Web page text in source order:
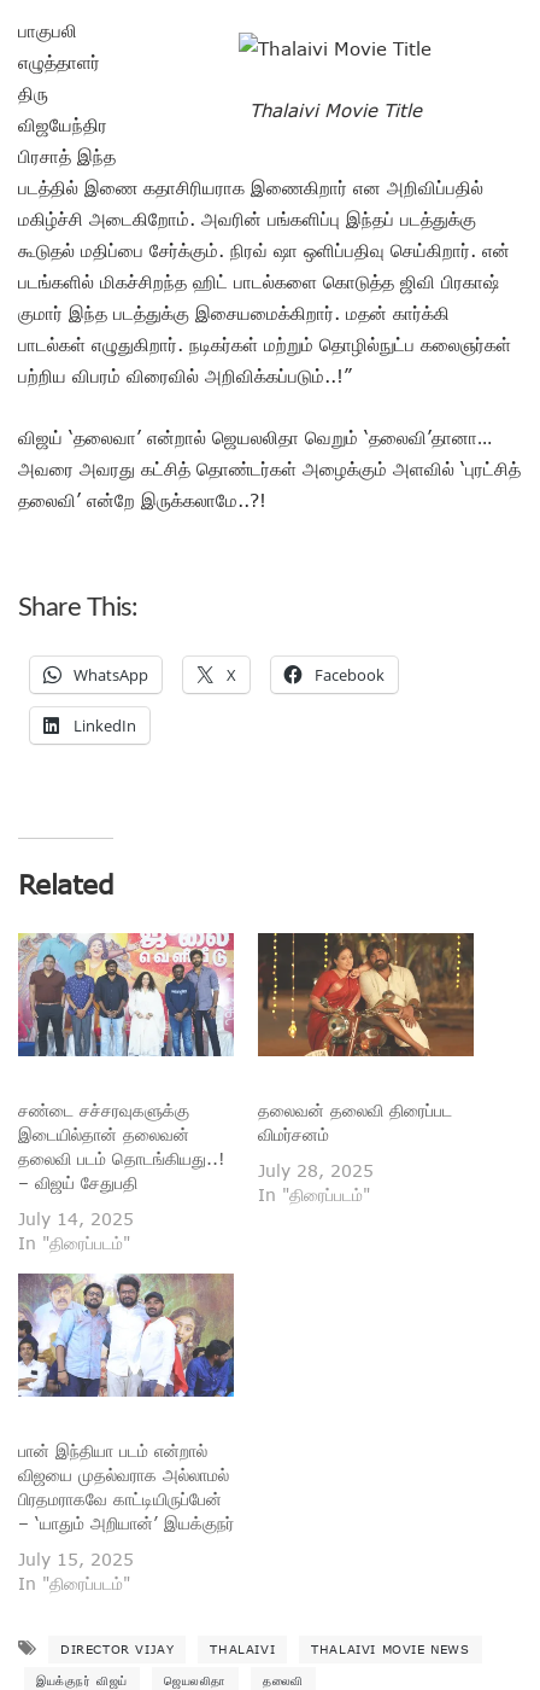
Thalaivi Movie Title
பாகுபலி
எழுத்தாளர்
திரு
விஜயேந்திர
பிரசாத் இந்த
படத்தில் இணை கதாசிரியராக இணைகிறார் என அறிவிப்பதில்
மகிழ்ச்சி அடைகிறோம். அவரின் பங்களிப்பு இந்தப் படத்துக்கு
கூடுதல் மதிப்பை சேர்க்கும். நிரவ் ஷா ஒளிப்பதிவு செய்கிறார். என்
படங்களில் மிகச்சிறந்த ஹிட் பாடல்களை கொடுத்த ஜிவி பிரகாஷ்
குமார் இந்த படத்துக்கு இசையமைக்கிறார். மதன் கார்க்கி
பாடல்கள் எழுதுகிறார். நடிகர்கள் மற்றும் தொழில்நுட்ப கலைஞர்கள்
பற்றிய விபரம் விரைவில் அறிவிக்கப்படும்..!”
விஜய் ‘தலைவா’ என்றால் ஜெயலலிதா வெறும் ‘தலைவி’தானா…
அவரை அவரது கட்சித் தொண்டர்கள் அழைக்கும் அளவில் ‘புரட்சித்
தலைவி’ என்றே இருக்கலாமே..?!
Share This:
WhatsApp X Facebook
LinkedIn
Related
சண்டை சச்சரவுகளுக்கு
இடையில்தான் தலைவன்
தலைவி படம் தொடங்கியது..!
– விஜய் சேதுபதி
July 14, 2025
In "திரைப்படம்"
தலைவன் தலைவி திரைப்பட
விமர்சனம்
July 28, 2025
In "திரைப்படம்"
பான் இந்தியா படம் என்றால்
விஜயை முதல்வராக அல்லாமல்
பிரதமராகவே காட்டியிருப்பேன்
– ‘யாதும் அறியான்’ இயக்குநர்
July 15, 2025
In "திரைப்படம்"
DIRECTOR VIJAY THALAIVI THALAIVI MOVIE NEWS
இயக்குநர் விஜய் ஜெயலலிதா தலைவி